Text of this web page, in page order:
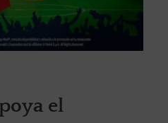
el